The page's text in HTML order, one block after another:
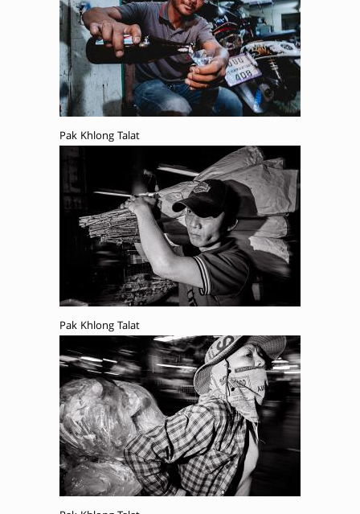
Pak Khlong Talat
Pak Khlong Talat